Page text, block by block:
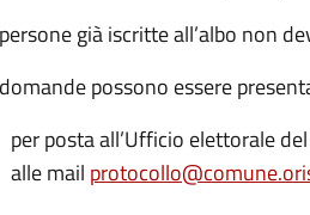
già iscritte all’albo non
possono essere
per posta all’Ufficio elettorale
alle mail